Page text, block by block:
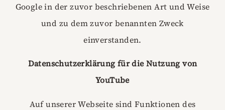
Google in der zuvor beschriebenen Art und Weise
und zu dem zuvor benannten Zweck
einverstanden.
Datenschutzerklärung für die Nutzung von
YouTube
Auf unserer Webseite sind Funktionen des